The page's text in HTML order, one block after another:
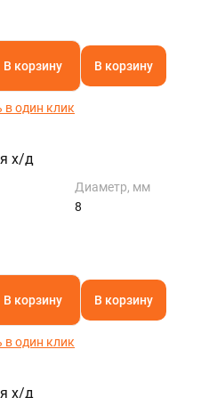
В корзину В корзину
в один клик
х/д
Диаметр, мм
8
В корзину В корзину
в один клик
х/д